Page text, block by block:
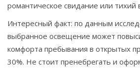
романтическое свидание или тихий
Интересный факт: по данным
выбранное освещение может
комфорта пребывания в открытых
30%. Не стоит пренебрегать и